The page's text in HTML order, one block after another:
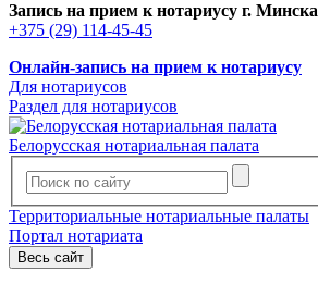
Запись на прием к нотариусу г. Минска
+375 (29) 114-45-45
Онлайн-запись на прием к нотариусу
Для нотариусов
Раздел для нотариусов
Белорусская нотариальная палата
Территориальные нотариальные палаты
Портал нотариата
Весь сайт